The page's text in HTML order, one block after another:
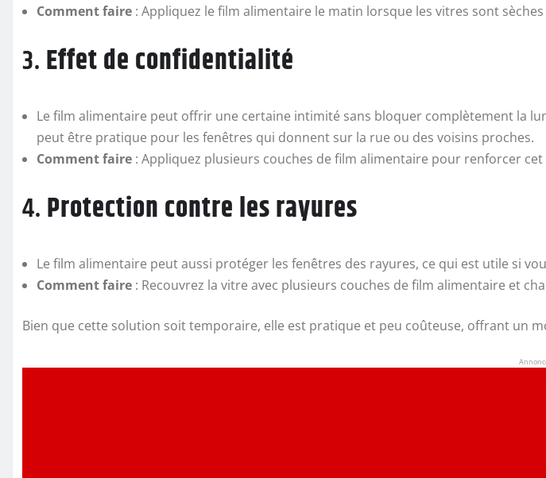
Comment faire : Appliquez le film alimentaire le matin lorsque les vitres sont
3.Effet de confidentialité
Le film alimentaire peut offrir une certaine intimité sans bloquer complètement la
peut être pratique pour les fenêtres qui donnent sur la rue ou des voisins proches.
Comment faire : Appliquez plusieurs couches de film alimentaire pour renforcer
4.Protection contre les rayures
Le film alimentaire peut aussi protéger les fenêtres des rayures, ce qui est utile si
Comment faire : Recouvrez la vitre avec plusieurs couches de film alimentaire et
Bien que cette solution soit temporaire, elle est pratique et peu coûteuse, offrant un